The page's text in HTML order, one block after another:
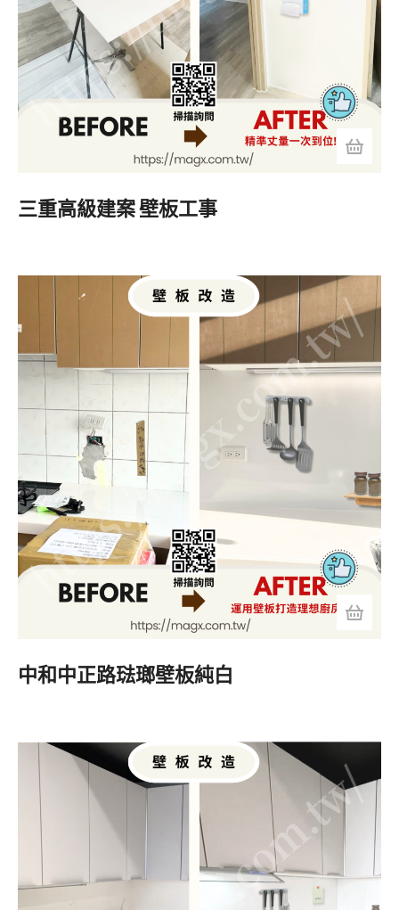
三重高級建案 壁板工事
中和中正路琺瑯壁板純白